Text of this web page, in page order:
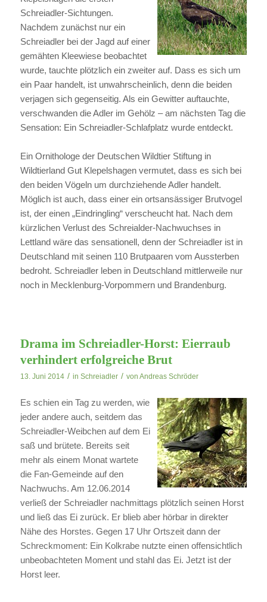
Schreiadler-Sichtungen.
Nachdem zunächst nur ein
Schreiadler bei der Jagd auf einer
gemähten Kleewiese beobachtet
wurde, tauchte plötzlich ein zweiter auf. Dass es sich um
ein Paar handelt, ist unwahrscheinlich, denn die beiden
verjagen sich gegenseitig. Als ein Gewitter auftauchte,
verschwanden die Adler im Gehölz – am nächsten Tag die
Sensation: Ein Schreiadler-Schlafplatz wurde entdeckt.
Ein Ornithologe der Deutschen Wildtier Stiftung in
Wildtierland Gut Klepelshagen vermutet, dass es sich bei
den beiden Vögeln um durchziehende Adler handelt.
Möglich ist auch, dass einer ein ortsansässiger Brutvogel
ist, der einen „Eindringling“ verscheucht hat. Nach dem
kürzlichen Verlust des Schreialder-Nachwuchses in
Lettland wäre das sensationell, denn der Schreiadler ist in
Deutschland mit seinen 110 Brutpaaren vom Aussterben
bedroht. Schreiadler leben in Deutschland mittlerweile nur
noch in Mecklenburg-Vorpommern und Brandenburg.
Drama im Schreiadler-Horst: Eierraub
verhindert erfolgreiche Brut
13. Juni 2014 / in Schreiadler / von Andreas Schröder
Es schien ein Tag zu werden, wie
jeder andere auch, seitdem das
Schreiadler-Weibchen auf dem Ei
saß und brütete. Bereits seit
mehr als einem Monat wartete
die Fan-Gemeinde auf den
Nachwuchs. Am 12.06.2014
verließ der Schreiadler nachmittags plötzlich seinen Horst
und ließ das Ei zurück. Er blieb aber hörbar in direkter
Nähe des Horstes. Gegen 17 Uhr Ortszeit dann der
Schreckmoment: Ein Kolkrabe nutzte einen offensichtlich
unbeobachteten Moment und stahl das Ei. Jetzt ist der
Horst leer.